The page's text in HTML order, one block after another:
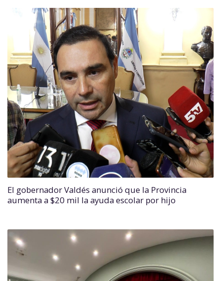
El gobernador Valdés anunció que la Provincia
aumenta a $20 mil la ayuda escolar por hijo